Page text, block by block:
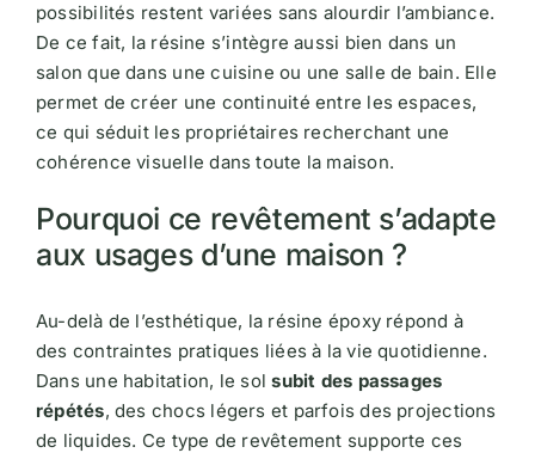
possibilités restent variées sans alourdir l’ambiance.
De ce fait, la résine s’intègre aussi bien dans un
salon que dans une cuisine ou une salle de bain. Elle
permet de créer une continuité entre les espaces,
ce qui séduit les propriétaires recherchant une
cohérence visuelle dans toute la maison.
Pourquoi ce revêtement s’adapte
aux usages d’une maison ?
Au-delà de l’esthétique, la résine époxy répond à
des contraintes pratiques liées à la vie quotidienne.
Dans une habitation, le solsubit des passages
répétés, des chocs légers et parfois des projections
de liquides. Ce type de revêtement supporte ces